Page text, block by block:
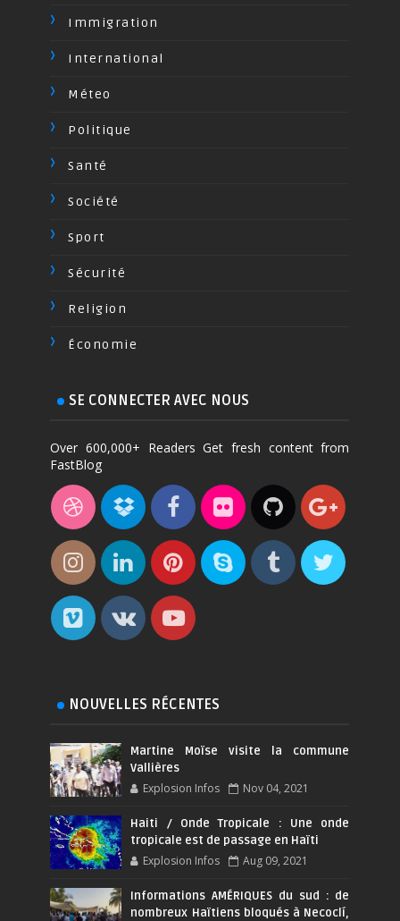
Immigration
International
Méteo
Politique
Santé
Société
Sport
Sécurité
Religion
Économie
SE CONNECTER AVEC NOUS
Over 600,000+ Readers Get fresh content from
FastBlog
NOUVELLES RÉCENTES
Martine Moïse visite la commune
Vallières
Explosion Infos Nov 04, 2021
Haiti / Onde Tropicale : Une onde
tropicale est de passage en Haïti
Explosion Infos Aug 09, 2021
Informations AMÉRIQUES du sud : de
nombreux Haïtiens bloqués à Necoclí,